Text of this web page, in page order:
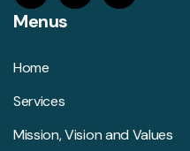
Menus
Home
Services
Mission, Vision and Values